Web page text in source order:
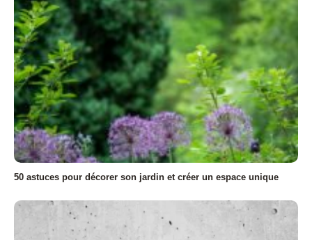
50 astuces pour décorer son jardin et créer un espace unique